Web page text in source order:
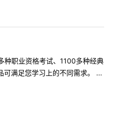
种职业资格考试、1100多种经典
可满足您学习上的不同需求。 ...